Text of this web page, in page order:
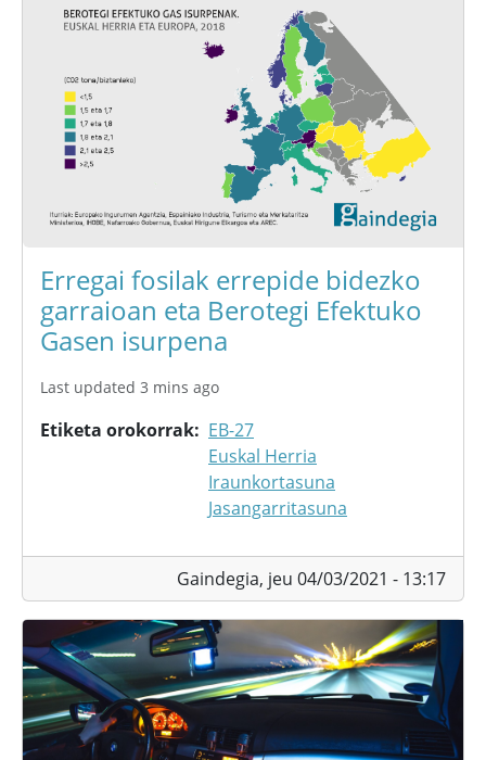
Erregai fosilak errepide bidezko
garraioan eta Berotegi Efektuko
Gasen isurpena
Last updated 3 mins ago
Etiketa orokorrak
EB-27
Euskal Herria
Iraunkortasuna
Jasangarritasuna
Gaindegia, jeu 04/03/2021 - 13:17